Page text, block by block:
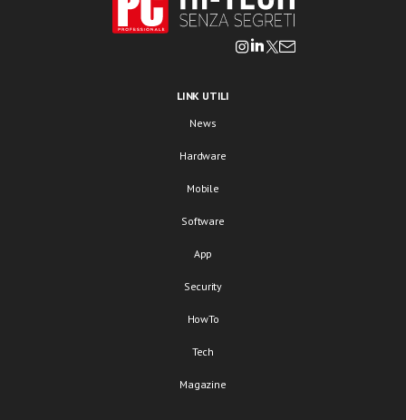
LINK UTILI
News
Hardware
Mobile
Software
App
Security
HowTo
Tech
Magazine